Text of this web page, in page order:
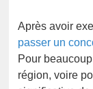
Après avoir
passer un
Pour
région, voire